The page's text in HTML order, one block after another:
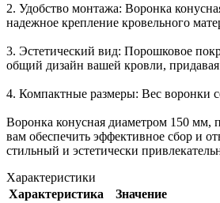
2. Удобство монтажа: Воронка
надежное крепление кровельного
3. Эстетический вид: Порошковое
общий дизайн вашей кровли, придавая
4. Компактные размеры: Вес воронки
Воронка конусная диаметром 150
вам обеспечить эффективное сбор и
стильный и эстетически
Характеристики
Характеристика
Значение